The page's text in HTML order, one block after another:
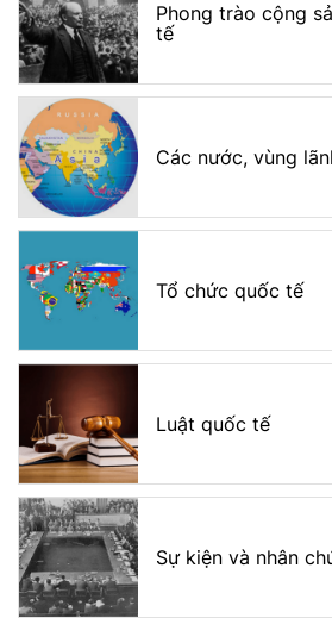
Phong trào cộng
tế
Các nước, vùng
Tổ chức quốc tế
Luật quốc tế
Sự kiện và nhân